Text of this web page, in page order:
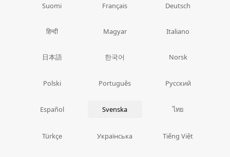
Suomi Français Deutsch
हिन्दी Magyar Italiano
日本語 한국어 Norsk
Polski Português Русский
Español Svenska ไทย
Türkçe Українська Tiếng Việt